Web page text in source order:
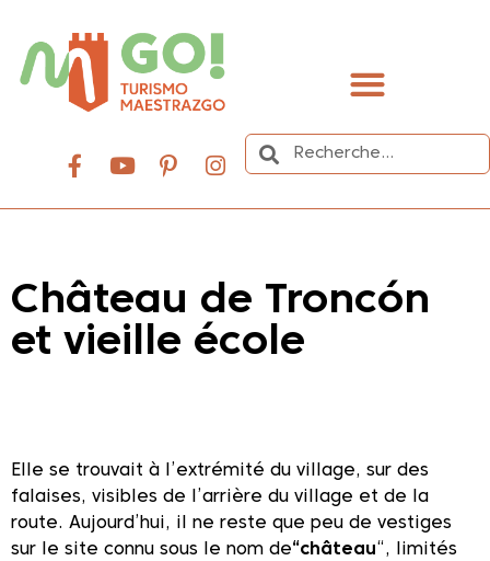
Château de Troncón
et vieille école
Elle se trouvait à l’extrémité du village, sur des
falaises, visibles de l’arrière du village et de la
route. Aujourd’hui, il ne reste que peu de vestiges
sur le site connu sous le nom de“château
“, limités